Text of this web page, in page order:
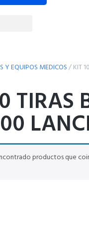
Y EQUIPOS MEDICOS/ KIT
TIRAS
productos que